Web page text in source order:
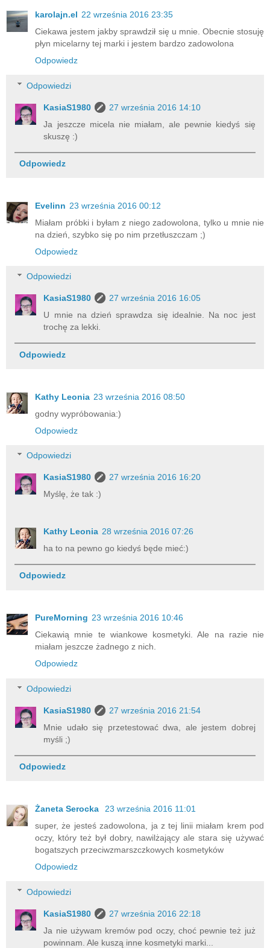
karolajn.el 22 września 2016 23:35
Ciekawa jestem jakby sprawdził się u mnie. Obecnie stosuję
płyn micelarny tej marki i jestem bardzo zadowolona
Odpowiedz
Odpowiedzi
KasiaS1980
27 września 2016 14:10
Ja jeszcze micela nie miałam, ale pewnie kiedyś się
skuszę :)
Odpowiedz
Evelinn 23 września 2016 00:12
Miałam próbki i byłam z niego zadowolona, tylko u mnie nie
na dzień, szybko się po nim przetłuszczam ;)
Odpowiedz
Odpowiedzi
KasiaS1980
27 września 2016 16:05
U mnie na dzień sprawdza się idealnie. Na noc jest
trochę za lekki.
Odpowiedz
Kathy Leonia 23 września 2016 08:50
godny wypróbowania:)
Odpowiedz
Odpowiedzi
KasiaS1980
27 września 2016 16:20
Myślę, że tak :)
Kathy Leonia 28 września 2016 07:26
ha to na pewno go kiedyś będe mieć:)
Odpowiedz
PureMorning 23 września 2016 10:46
Ciekawią mnie te wiankowe kosmetyki. Ale na razie nie
miałam jeszcze żadnego z nich.
Odpowiedz
Odpowiedzi
KasiaS1980
27 września 2016 21:54
Mnie udało się przetestować dwa, ale jestem dobrej
myśli ;)
Odpowiedz
Żaneta Serocka
23 września 2016 11:01
super, że jesteś zadowolona, ja z tej linii miałam krem pod
oczy, który też był dobry, nawilżający ale stara się używać
bogatszych przeciwzmarszczkowych kosmetyków
Odpowiedz
Odpowiedzi
KasiaS1980
27 września 2016 22:18
Ja nie używam kremów pod oczy, choć pewnie też już
powinnam. Ale kuszą inne kosmetyki marki...